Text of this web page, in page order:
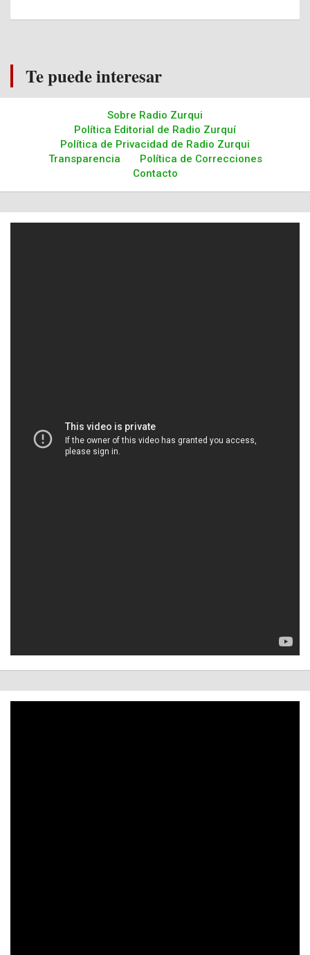
Te puede interesar
Sobre Radio Zurqui
Política Editorial de Radio Zurquí
Política de Privacidad de Radio Zurqui
Transparencia
Política de Correcciones
Contacto